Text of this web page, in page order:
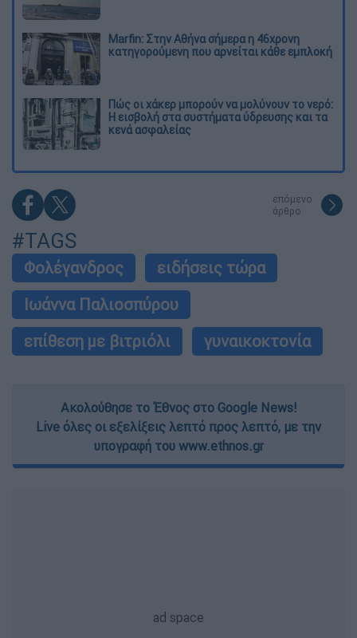
Marfin: Στην Αθήνα σήμερα η 46χρονη
κατηγορούμενη που αρνείται κάθε εμπλοκή
Πώς οι χάκερ μπορούν να μολύνουν το νερό:
Η εισβολή στα συστήματα ύδρευσης και τα
κενά ασφαλείας
επόμενο
άρθρο
#TAGS
Φολέγανδρος
ειδήσεις τώρα
Ιωάννα Παλιοσπύρου
επίθεση με βιτριόλι
γυναικοκτονία
Ακολούθησε το Έθνος στο Google News!
Live όλες οι εξελίξεις λεπτό προς λεπτό, με την
υπογραφή του www.ethnos.gr